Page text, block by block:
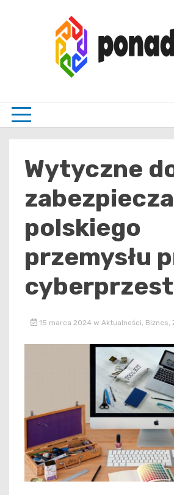
Wytyczne
polskiego
przemysłu
15 marca 2024 w Aktualności Biznes